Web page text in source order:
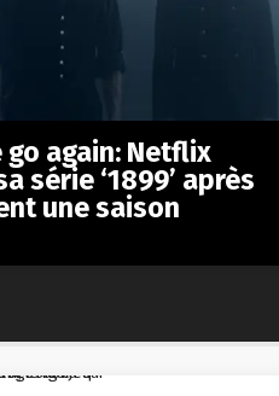
go again: Netflix
série ‘1899’ après
une saison